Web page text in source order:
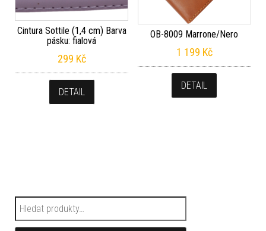
Cintura Sottile (1,4 cm) Barva
pásku: fialová
299 Kč
DETAIL
OB-8009 Marrone/Nero
1 199 Kč
DETAIL
Hledat: